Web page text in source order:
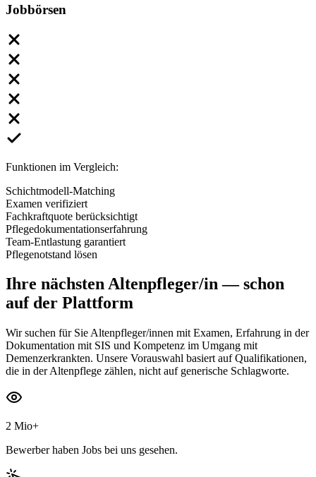
Jobbörsen
Funktionen im Vergleich:
Schichtmodell-Matching
Examen verifiziert
Fachkraftquote berücksichtigt
Pflegedokumentationserfahrung
Team-Entlastung garantiert
Pflegenotstand lösen
Ihre nächstenAltenpfleger/in— schon
auf der Plattform
Wir suchen für Sie Altenpfleger/innen mit Examen, Erfahrung in der
Dokumentation mit SIS und Kompetenz im Umgang mit
Demenzerkrankten. Unsere Vorauswahl basiert auf Qualifikationen,
die in der Altenpflege zählen, nicht auf generische Schlagworte.
2 Mio+
Bewerber haben Jobs bei uns gesehen.